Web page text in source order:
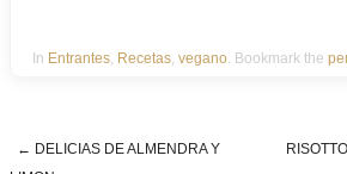
In Entrantes Recetas vegano . Bookmark the
← DELICIAS DE ALMENDRA Y